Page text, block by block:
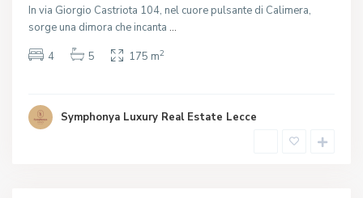
In via Giorgio Castriota 104, nel cuore pulsante di Calimera,
sorge una dimora che incanta...
4
5 175 m2
Symphonya Luxury Real Estate Lecce
N
ò
,
L